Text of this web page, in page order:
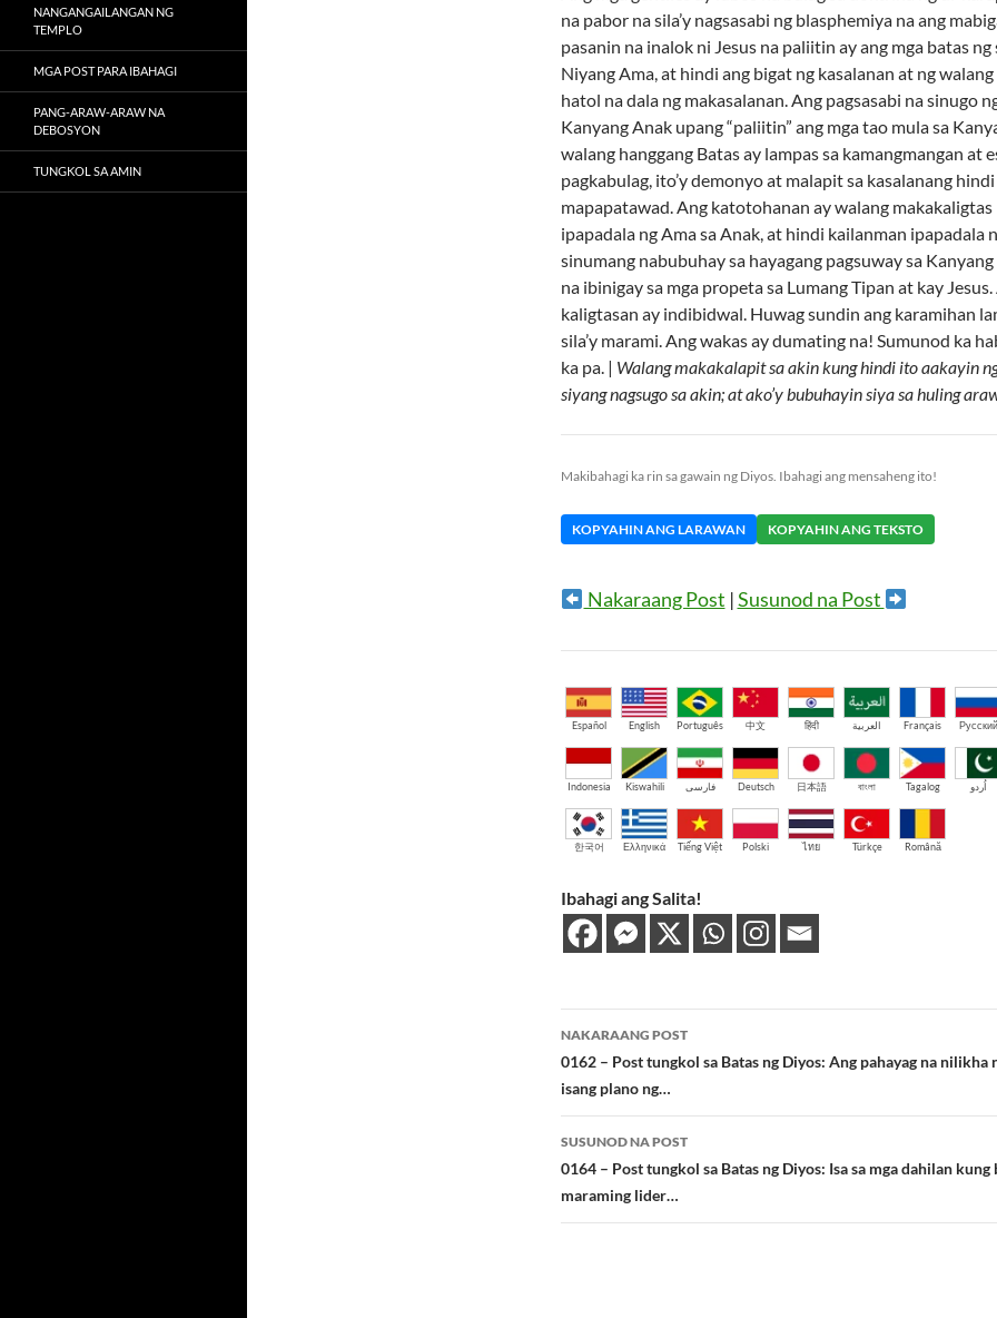
na pabor na sila’y nagsasabi ng blasphemiya na ang
pasanin na inalok ni Jesus na paliitin ay ang mga batas ng
Niyang Ama, at hindi ang bigat ng kasalanan at ng
hatol na dala ng makasalanan. Ang pagsasabi na sinugo
Kanyang Anak upang “paliitin” ang mga tao mula sa
walang hanggang Batas ay lampas sa kamangmangan at
pagkabulag, ito’y demonyo at malapit sa kasalanang hindi
mapapatawad. Ang katotohanan ay walang
ipapadala ng Ama sa Anak, at hindi kailanman ipapadala
sinumang nabubuhay sa hayagang pagsuway sa
na ibinigay sa mga propeta sa Lumang Tipan at kay
kaligtasan ay indibidwal. Huwag sundin ang karamihan
sila’y marami. Ang wakas ay dumating na! Sumunod ka
ka pa. | Walang makakalapit sa akin kung hindi ito aakayin
siyang nagsugo sa akin; at ako’y bubuhayin siya sa huling
Makibahagi ka rin sa gawain ng Diyos. Ibahagi ang mensaheng ito!
KOPYAHIN ANG LARAWAN KOPYAHIN ANG TEKSTO
Nakaraang Post |Susunod na Post
Español English Português 中文 हिंदी العربية Français Русский
Indonesia Kiswahili فارسی Deutsch 日本語 বাংলা Tagalog اُردو
한국어 Ελληνικά Tiếng Việt Polski ไทย Türkçe Română
Ibahagi ang Salita!
Post
navigation
NAKARAANG POST
0162 – Post tungkol sa Batas ng Diyos: Ang pahayag na nilikha
isang plano ng…
SUSUNOD NA POST
0164 – Post tungkol sa Batas ng Diyos: Isa sa mga dahilan kung
maraming lider…
NANGANGAILANGAN NG
TEMPLO
MGA POST PARA IBAHAGI
PANG-ARAW-ARAW NA
DEBOSYON
TUNGKOL SA AMIN